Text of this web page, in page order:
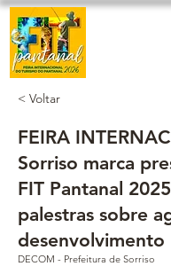
< Voltar
FEIRA
Sorriso marca
FIT Pantanal
palestras sobre
desenvolvimento
DECOM - Prefeitura de Sorriso